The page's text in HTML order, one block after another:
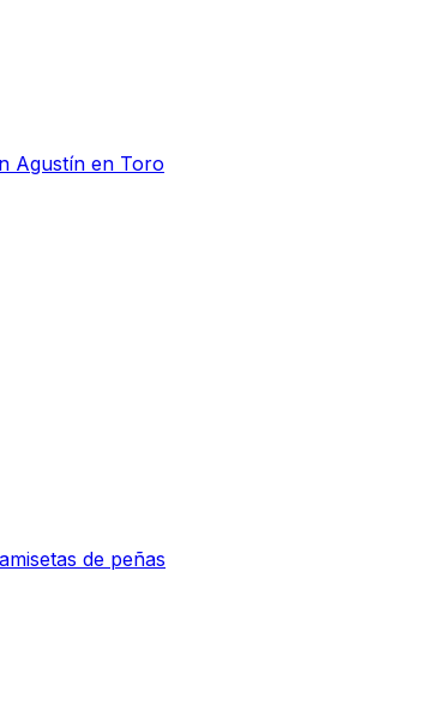
Agustín en Toro
de peñas